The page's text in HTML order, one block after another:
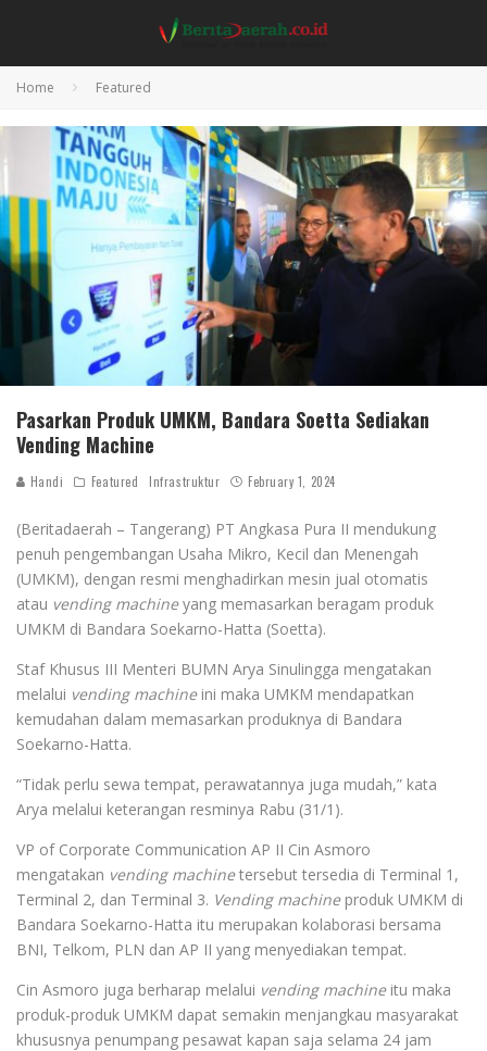
Home Featured
Pasarkan Produk UMKM, Bandara Soetta Sediakan
Vending Machine
Handi Featured Infrastruktur February 1, 2024
(Beritadaerah – Tangerang) PT Angkasa Pura II mendukung
penuh pengembangan Usaha Mikro, Kecil dan Menengah
(UMKM), dengan resmi menghadirkan mesin jual otomatis
atau vending machineyang memasarkan beragam produk
UMKM di Bandara Soekarno-Hatta (Soetta).
Staf Khusus III Menteri BUMN Arya Sinulingga mengatakan
melalui vending machineini maka UMKM mendapatkan
kemudahan dalam memasarkan produknya di Bandara
Soekarno-Hatta.
“Tidak perlu sewa tempat, perawatannya juga mudah,” kata
Arya melalui keterangan resminya Rabu (31/1).
VP of Corporate Communication AP II Cin Asmoro
mengatakan vending machinetersebut tersedia di Terminal 1,
Terminal 2, dan Terminal 3. Vending machineproduk UMKM di
Bandara Soekarno-Hatta itu merupakan kolaborasi bersama
BNI, Telkom, PLN dan AP II yang menyediakan tempat.
Cin Asmoro juga berharap melalui vending machineitu maka
produk-produk UMKM dapat semakin menjangkau masyarakat
khususnya penumpang pesawat kapan saja selama 24 jam